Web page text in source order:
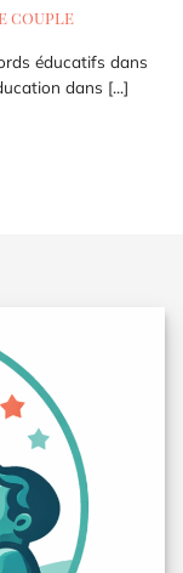
couple
éducatifs dans
dans [...]